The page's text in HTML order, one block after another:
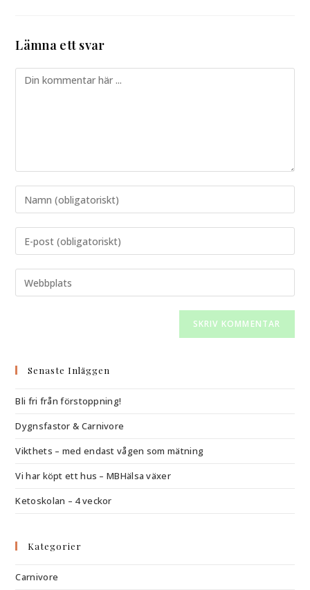
Lämna ett svar
Kommentar
Ange
ditt
namn
eller
för
att
Ange
din
e-
postadress
Ange
URL
(valfritt)
Senaste Inläggen
Bli fri från förstoppning!
Dygnsfastor & Carnivore
Vikthets – med endast vågen som mätning
Vi har köpt ett hus – MBHälsa växer
Ketoskolan – 4 veckor
Kategorier
Carnivore